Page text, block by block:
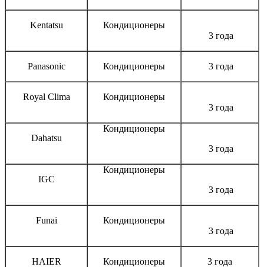
Kentatsu
Кондиционеры
3 года
Panasonic Кондиционеры 3 года
Royal Clima
Кондиционеры
3 года
Dahatsu
Кондиционеры
3 года
IGC
Кондиционеры
3 года
Funai
Кондиционеры
3 года
HAIER Кондиционеры 3 года